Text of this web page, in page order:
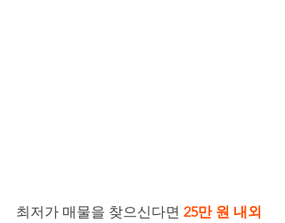
최저가 매물을 찾으신다면 25만 원 내외